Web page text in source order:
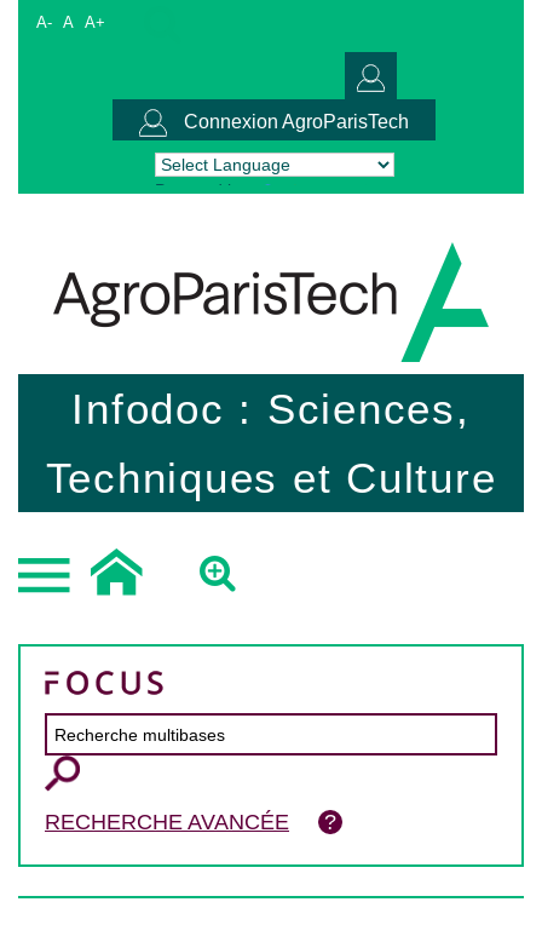
A- A A+
Connexion AgroParisTech
Powered by Translate
Infodoc : Sciences,
Techniques et Culture
RECHERCHE AVANCÉE